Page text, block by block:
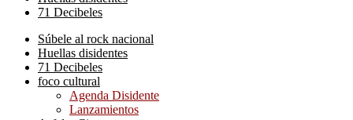
71 Decibeles
Súbele al rock nacional
Huellas disidentes
71 Decibeles
foco cultural
Agenda Disidente
Lanzamientos